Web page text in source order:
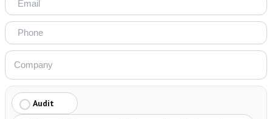
Audit